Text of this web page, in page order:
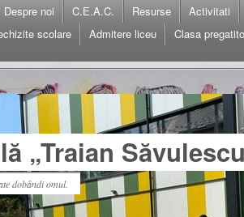
Despre noi C.E.A.C. Resurse Activitati
scolare Admitere liceu Clasa
„Traian
dobândi omul.